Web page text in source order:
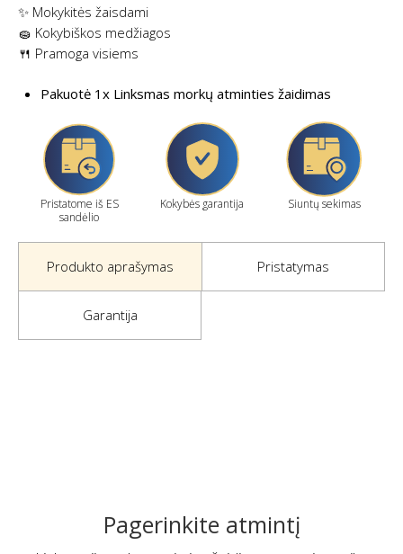
✨ Mokykitės žaisdami
🧽 Kokybiškos medžiagos
🍴 Pramoga visiems
Pakuotė 1x Linksmas morkų atminties žaidimas
Pristatome iš ES
sandėlio
Kokybės garantija Siuntų sekimas
Produkto aprašymas Pristatymas
Garantija